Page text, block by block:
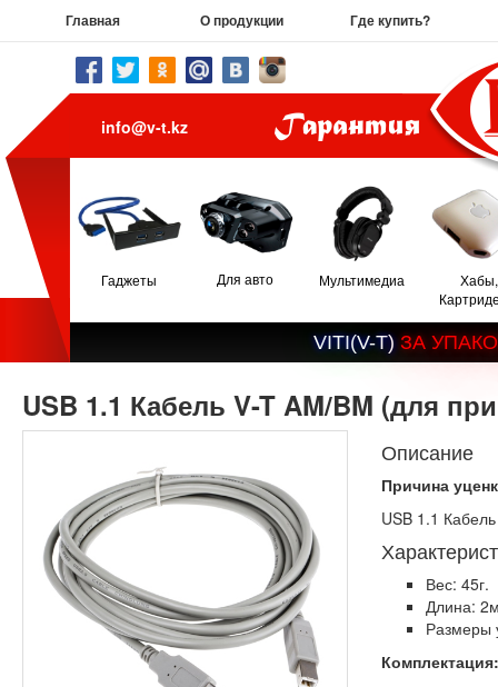
Главная О продукции Где купить?
info@v-t.kz
Гаджеты Для авто Мультимедиа
Хабы,
VITI(V-T) ЗА УПАКО
USB 1.1 Кабель V-T AM/BM (для
Описание
Причина
USB 1.1
Вес: 45г.
Длина:
Размеры